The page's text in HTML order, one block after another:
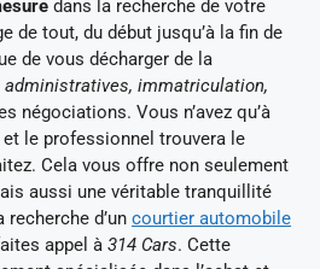
dans la recherche de votre
de tout, du début jusqu’à la fin de
de vous décharger de la
immatriculation,
négociations. Vous n’avez qu’à
le professionnel trouvera le
Cela vous offre non seulement
aussi une véritable tranquillité
recherche d’un courtier automobile
appel à 314 Cars. Cette